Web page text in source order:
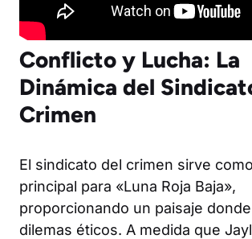
Conflicto y Lucha: La
Dinámica del
Crimen
El sindicato del crimen sirve
principal para «Luna Roja Baja»,
proporcionando un paisaje
dilemas éticos. A medida que